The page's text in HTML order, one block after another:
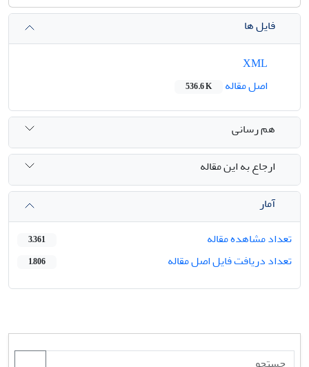
فایل ها
اصل مقاله
536.6 K
هم رسانی
ارجاع به این مقاله
آمار
تعداد مشاهده مقاله
3,361
تعداد دریافت فایل اصل مقاله 1,806